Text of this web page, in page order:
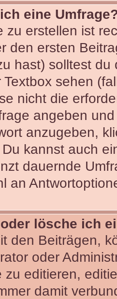
eine
zu erstellen ist
den ersten
hast) solltest
Textbox sehen
nicht die
angeben
anzugeben,
kannst auch
dauernde
an
lösche ich
den Beiträgen,
oder
zu editieren,
damit